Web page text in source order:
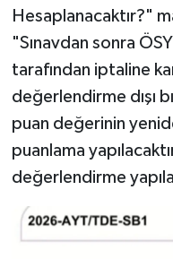
Hesaplanacaktır?"
"Sınavdan sonra
tarafından iptaline
değerlendirme dışı
puan değerinin
puanlama
değerlendirme